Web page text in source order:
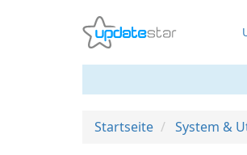
Startseite System &